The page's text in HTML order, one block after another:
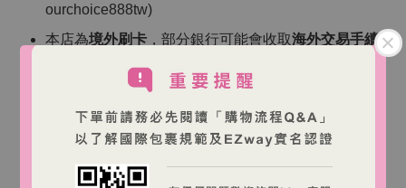
ourchoice888tw)
本店為境外刷卡 ，部分銀行可能會收取海外交易手續
（依各銀行規定）
本店商品為澳洲商家營運之跨境購物網站，商品由澳
洲出貨。
台灣消費者下單後，收件人需依台灣海關規定完成
EZWAY 實名認證與進口申報。